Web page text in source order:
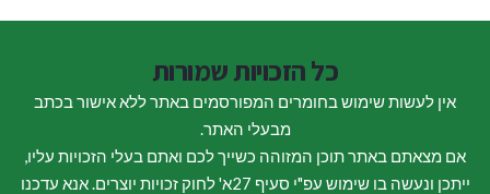
כל הזכויות שמורות
אין לעשות שימוש בחומרים המפורסמים באתר ללא אישור בכתב
מבעלי האתר.
אם מצאתם באתר תוכן המזוהה כשייך לכם ואתם בעלי הזכויות עליו,
ייתכן ונעשה בו שימוש עפ"י סעיף 27א' לחוק זכויות יוצרים. אנא עדכנו